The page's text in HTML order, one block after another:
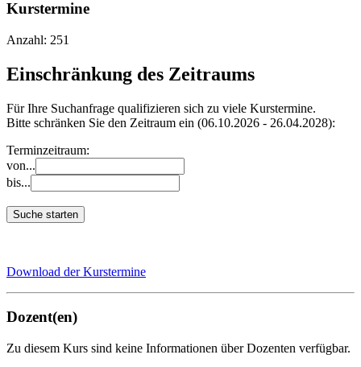
Kurstermine
Anzahl: 251
Einschränkung des Zeitraums
Für Ihre Suchanfrage qualifizieren sich zu viele Kurstermine.
Bitte schränken Sie den Zeitraum ein (06.10.2026 - 26.04.2028):
Terminzeitraum:
von...
bis...
Suche starten
Download der Kurstermine
Dozent(en)
Zu diesem Kurs sind keine Informationen über Dozenten verfügbar.